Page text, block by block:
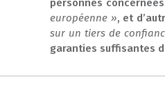
personnes
européenne », et
sur un tiers de
garanties suffisantes